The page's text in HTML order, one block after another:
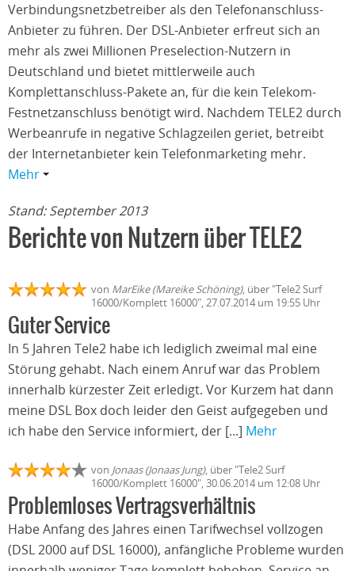
Verbindungsnetzbetreiber als den Telefonanschluss-
Anbieter zu führen. Der DSL-Anbieter erfreut sich an
mehr als zwei Millionen Preselection-Nutzern in
Deutschland und bietet mittlerweile auch
Komplettanschluss-Pakete an, für die kein Telekom-
Festnetzanschluss benötigt wird. Nachdem TELE2 durch
Werbeanrufe in negative Schlagzeilen geriet, betreibt
der Internetanbieter kein Telefonmarketing mehr.
Mehr
Stand: September 2013
Berichte von Nutzern über TELE2
von MarEike (Mareike Schöning), über "Tele2 Surf
16000/Komplett 16000", 27.07.2014 um 19:55 Uhr
Guter Service
In 5 Jahren Tele2 habe ich lediglich zweimal mal eine
Störung gehabt. Nach einem Anruf war das Problem
innerhalb kürzester Zeit erledigt. Vor Kurzem hat dann
meine DSL Box doch leider den Geist aufgegeben und
ich habe den Service informiert, der [...] Mehr
von Jonaas (Jonaas Jung), über "Tele2 Surf
16000/Komplett 16000", 30.06.2014 um 12:08 Uhr
Problemloses Vertragsverhältnis
Habe Anfang des Jahres einen Tarifwechsel vollzogen
(DSL 2000 auf DSL 16000), anfängliche Probleme wurden